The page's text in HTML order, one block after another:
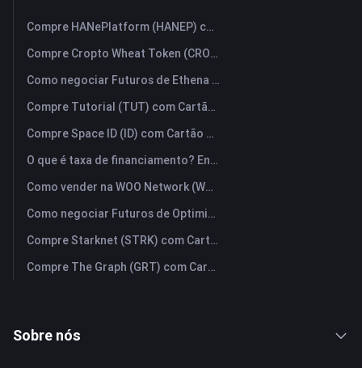
Compre HANePlatform (HANEP) com Cartão de Crédito ou Débito Instantaneamente
Compre Cropto Wheat Token (CROW) com Cartão de Crédito ou Débito Instantaneamente
Como negociar Futuros de Ethena (ENA): Um Guia Compreensivo para Iniciantes
Compre Tutorial (TUT) com Cartão de Crédito ou Débito Instantaneamente
Compre Space ID (ID) com Cartão de Crédito ou Débito Instantaneamente
O que é taxa de financiamento? Entendendo os sinais de mercado e seus usos indevidos mais comuns.
Como vender na WOO Network (WOO)? | FameEX
Como negociar Futuros de Optimism (OP): Um Guia Compreensivo para Iniciantes
Compre Starknet (STRK) com Cartão de Crédito ou Débito Instantaneamente
Compre The Graph (GRT) com Cartão de Crédito ou Débito Instantaneamente
Sobre nós